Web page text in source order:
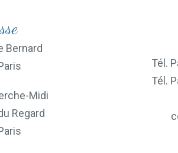
Bernard
Midi
Regard
Tél.
Tél.